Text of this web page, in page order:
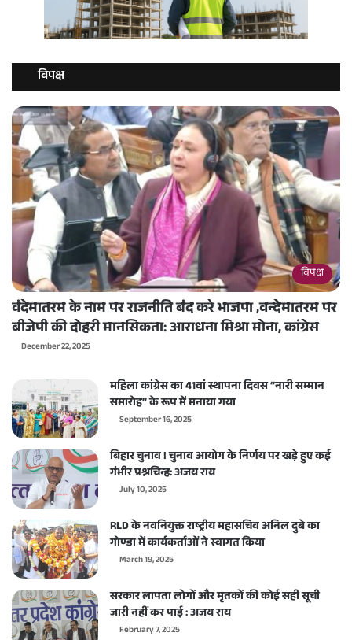
विपक्ष
विपक्ष
वंदेमातरम के नाम पर राजनीति बंद करे भाजपा ,वन्देमातरम पर
बीजेपी की दोहरी मानसिकता: आराधना मिश्रा मोना, कांग्रेस
December 22, 2025
महिला कांग्रेस का 41वां स्थापना दिवस “नारी सम्मान
समारोह” के रूप में मनाया गया
September 16, 2025
बिहार चुनाव ! चुनाव आयोग के निर्णय पर खड़े हुए कई
गंभीर प्रश्नचिन्ह: अजय राय
July 10, 2025
RLD के नवनियुक्त राष्ट्रीय महासचिव अनिल दुबे का
गोण्डा में कार्यकर्ताओं ने स्वागत किया
March 19, 2025
सरकार लापता लोगों और मृतकों की कोई सही सूची
जारी नहीं कर पाई : अजय राय
February 7, 2025